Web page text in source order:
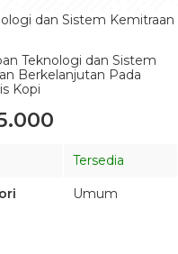
dan Sistem Kemitraan
Teknologi dan Sistem
Berkelanjutan Pada
Kopi
Tersedia
Umum